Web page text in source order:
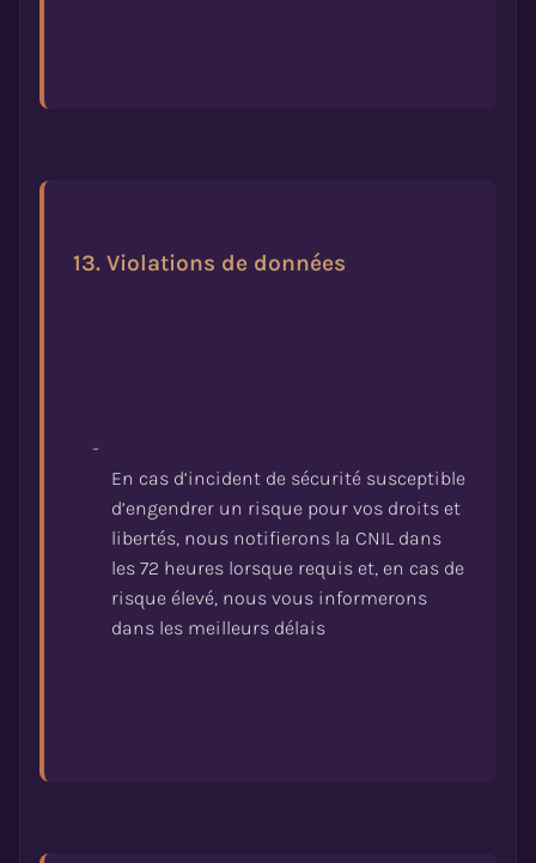
13. Violations de données
-
En cas d’incident de sécurité susceptible
d’engendrer un risque pour vos droits et
libertés, nous notifierons la CNIL dans
les 72 heures lorsque requis et, en cas de
risque élevé, nous vous informerons